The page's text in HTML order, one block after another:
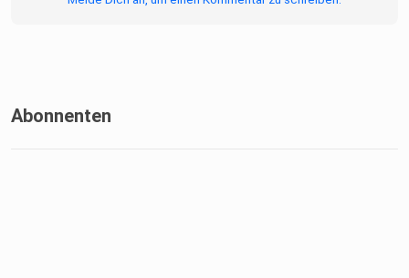
Abonnenten